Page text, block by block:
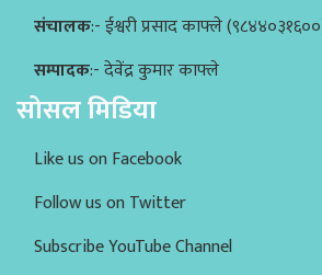
संचालक:- ईश्वरी प्रसाद काफ्ले
सम्पादक:- देवेंद्र कुमार काफ्ले
सोसल मिडिया
Like us on Facebook
Follow us on Twitter
Subscribe YouTube Channel